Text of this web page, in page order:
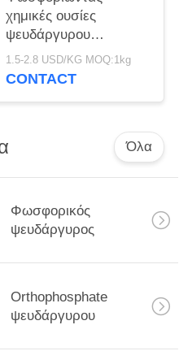
χημικές ουσίες
ψευδάργυρου
ΠΡΟΣΙΤΟΤΗΤΑΣ
τυποποιημένες,
φωσφορικού άλατος
1.5-2.8 USD/KG MOQ:1kg
CONTACT
Όλα
Φωσφορικός
ψευδάργυρος
Orthophosphate
ψευδάργυρου